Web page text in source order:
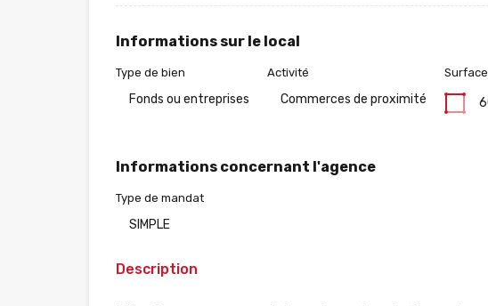
Informations sur le local
Type de bien
Fonds ou entreprises
Activité
Commerces de proximité
Surface
Informations concernant l'agence
Type de mandat
SIMPLE
Description